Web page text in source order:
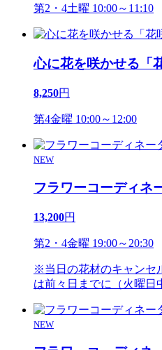
第2・4土曜 10:00～11:10
心に花を咲かせる「
8,250円
第4金曜 10:00～12:00
NEW
フラワーコーディネ
13,200円
第2・4金曜 19:00～20:30
※当日の花材のキャンセ
は前々日までに（火曜日
NEW